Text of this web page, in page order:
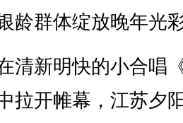
龄群体绽放晚年光
新明快的小合唱
拉开帷幕，江苏夕